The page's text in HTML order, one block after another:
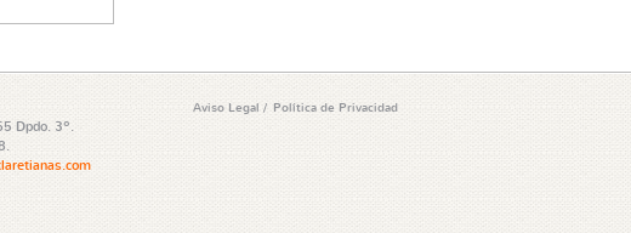
Dpdo. 3º.
Aviso Legal / Política de Privacidad